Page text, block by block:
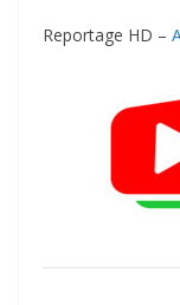
Reportage HD –